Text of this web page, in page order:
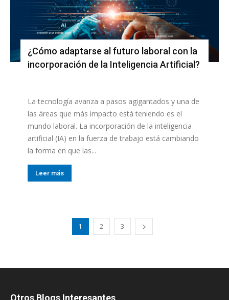
¿Cómo adaptarse al futuro laboral con la
incorporación de la Inteligencia Artificial?
La tecnología avanza a pasos agigantados y una de
las áreas que más impacto está teniendo es el
mundo laboral. La incorporación de la inteligencia
artificial (IA) en la fuerza de trabajo está cambiando
la forma en que las...
Leer más
1 2 3